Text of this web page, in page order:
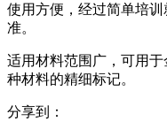
使用方便，经过简单培
准。
适用材料范围广，可用
种材料的精细标记。
分享到：